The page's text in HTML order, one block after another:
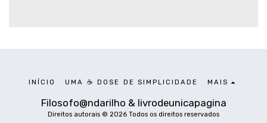
Filosofo@ndarilho & livrodeunicapagina
Direitos autorais © 2026 Todos os direitos reservados
INÍCIO UMA ☕ DOSE DE SIMPLICIDADE MAIS